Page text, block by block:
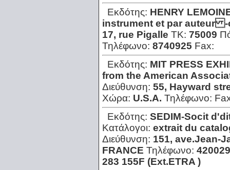
Εκδότης: HENRY
instrument et par auteur
17, rue Pigalle ΤΚ: 75009
Τηλέφωνο: 8740925 Fax:
Εκδότης: MIT PRESS
from the American
Διεύθυνση: 55, Hayward
Χώρα: U.S.A. Τηλέφωνο:
Εκδότης: SEDIM-Socit
Κατάλογοι: extrait du
Διεύθυνση: 151, ave.Jean-
FRANCE Τηλέφωνο:
283 155F (Ext.ETRA )